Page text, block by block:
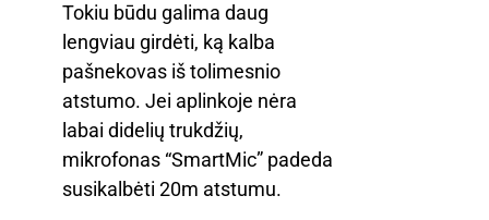
Tokiu būdu galima daug
lengviau girdėti, ką kalba
pašnekovas iš tolimesnio
atstumo. Jei aplinkoje nėra
labai didelių trukdžių,
mikrofonas “SmartMic” padeda
susikalbėti 20m atstumu.